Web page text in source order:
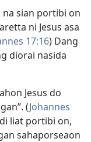
na sian portibi on
ni Jesus asa
17:16) Dang
diorai nasida
Jesus do
(Johannes
liat portibi on,
sahaporseaon